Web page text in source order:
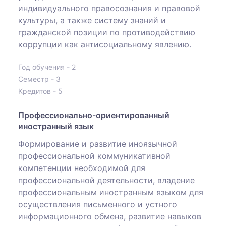
индивидуального правосознания и правовой
культуры, а также систему знаний и
гражданской позиции по противодействию
коррупции как антисоциальному явлению.
Год обучения - 2
Семестр - 3
Кредитов - 5
Профессионально-ориентированный
иностранный язык
Формирование и развитие иноязычной
профессиональной коммуникативной
компетенции необходимой для
профессиональной деятельности, владение
профессиональным иностранным языком для
осуществления письменного и устного
информационного обмена, развитие навыков